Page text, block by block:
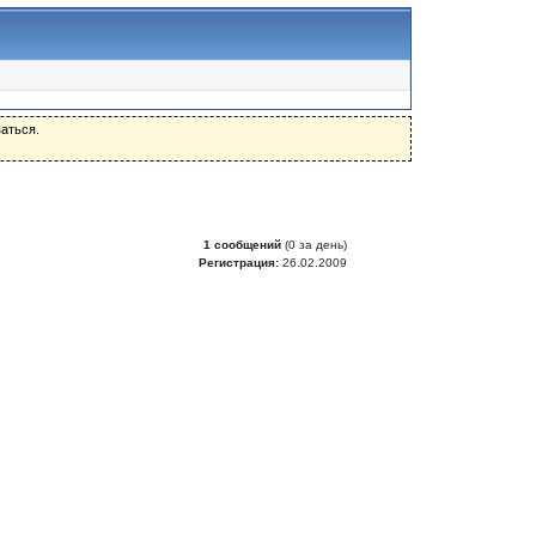
1 сообщений(0 за день)
Регистрация:26.02.2009